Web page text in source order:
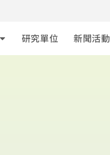
研究單位 新聞活動